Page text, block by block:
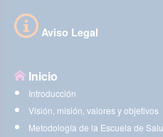
Aviso Legal
Inicio
Introducción
Visión, misión, valores y objetivos
Metodología de la Escuela de